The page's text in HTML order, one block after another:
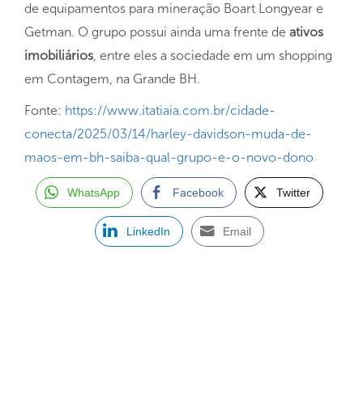
de equipamentos para mineração Boart Longyear e
Getman. O grupo possui ainda uma frente de ativos
imobiliários , entre eles a sociedade em um shopping
em Contagem, na Grande BH.
Fonte: https://www.itatiaia.com.br/cidade-
conecta/2025/03/14/harley-davidson-muda-de-
maos-em-bh-saiba-qual-grupo-e-o-novo-dono
WhatsApp Facebook Twitter
LinkedIn Email